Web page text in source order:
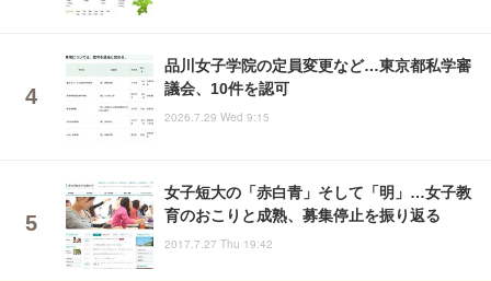
品川女子学院の定員変更など…東京都私学審
議会、10件を認可
2026.7.29 Wed 9:15
女子短大の「赤白青」そして「明」…女子教
育のおこりと成熟、募集停止を振り返る
2017.7.27 Thu 19:42